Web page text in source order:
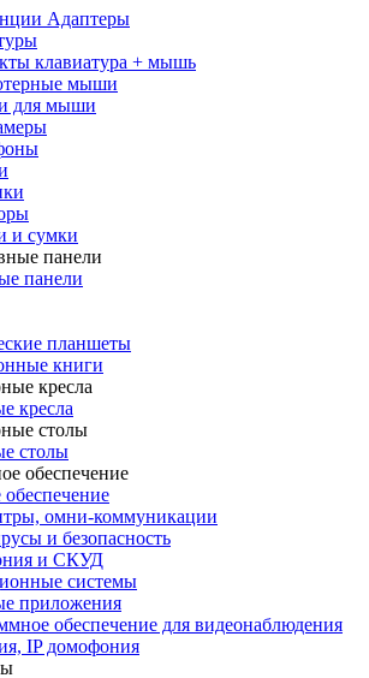
Адаптеры
клавиатура + мышь
мыши
для мыши
и сумки
панели
планшеты
книги
кресла
столы
омни-коммуникации
и безопасность
и СКУД
системы
приложения
обеспечение для видеонаблюдения
IP домофония